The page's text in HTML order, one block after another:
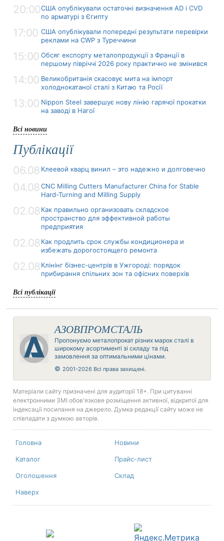
20:00США опублікували остаточні визначення AD і CVD
по арматурі з Єгипту
17:00 США опублікували попередні результати перевірки
реклами на CWP з Туреччини
15:00 Обсяг експорту металопродукції з Франції в
першому півріччі 2026 року практично не змінився
14:00 Великобританія скасовує мита на імпорт
холоднокатаної сталі з Китаю та Росії
13:00 Nippon Steel завершує нову лінію гарячої прокатки
на заводі в Нагої
Всі новини
Публікації
06.08 Клеевой кварц винил – это надежно и долговечно
04.08 CNC Milling Cutters Manufacturer China for Stable
Hard-Turning and Milling Supply
02.08 Как правильно организовать складское
пространство для эффективной работы
предприятия
02.08 Как продлить срок службы кондиционера и
избежать дорогостоящего ремонта
02.08 Клінінг бізнес-центрів в Ужгороді: порядок
прибирання спільних зон та офісних поверхів
Всі публікації
АЗОВПРОМСТАЛЬ
Пропонуємо металопрокат різних марок сталі в
широкому асортименті зі складу та під
замовлення за оптимальними цінами.
© 2001-2026 Всі права захищені.
Матеріали сайту призначені для аудиторії 18+. При цитуванні
електронними ЗМІ обов'язкове розміщення активної, відкритої для
індексації посилання на джерело. Думка редакції сайту може не
співпадати з думкою авторів.
Головна Новини
Каталог Прайс-лист
Оголошення Склад
Наверх